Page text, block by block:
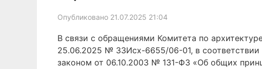
Опубликовано 21.07.2025 21:04
В связи с обращениями Комитета по
25.06.2025 № 33Исх-6655/06-01, в
законом от 06.10.2003 № 131-ФЗ «Об общих